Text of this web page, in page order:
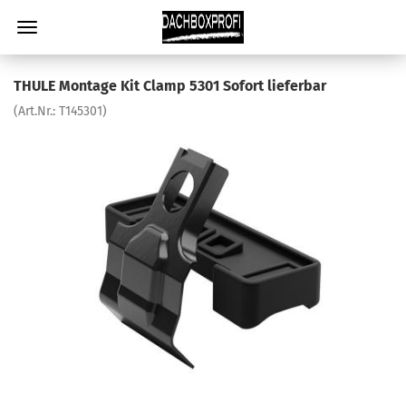
THULE Montage Kit Clamp 5301 Sofort lieferbar
(Art.Nr.: T145301)